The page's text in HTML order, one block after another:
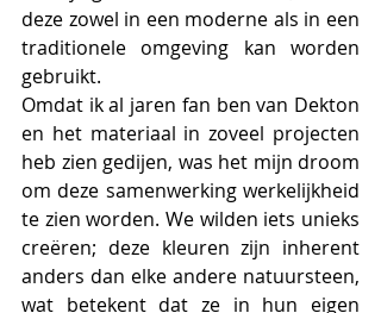
deze zowel in een moderne als in een
traditionele omgeving kan worden
gebruikt.
Omdat ik al jaren fan ben van Dekton
en het materiaal in zoveel projecten
heb zien gedijen, was het mijn droom
om deze samenwerking werkelijkheid
te zien worden. We wilden iets unieks
creëren; deze kleuren zijn inherent
anders dan elke andere natuursteen,
wat betekent dat ze in hun eigen